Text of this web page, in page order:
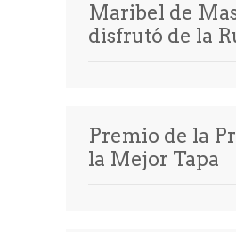
Maribel de
disfrutó de la
Premio de la
la Mejor Tapa